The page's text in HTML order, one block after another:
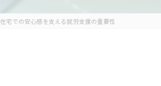
在宅での安心感を支える就労支援の重要性